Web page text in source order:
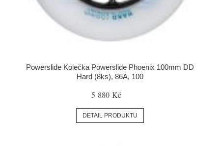
Powerslide Kolečka Powerslide Phoenix 100mm DD
Hard (8ks), 86A, 100
5 880 Kč
DETAIL PRODUKTU